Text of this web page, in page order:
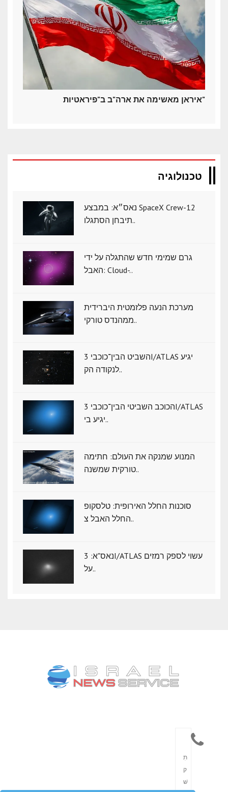
איראן מאשימה את ארה"ב ב"פיראטיות"
טכנולוגיה
נאס״א: במבצע SpaceX Crew-12
תיבחן הסתגלו..
גרם שמימי חדש שהתגלה על ידי
האבל: Cloud-..
מערכת הנעה פלזמטית היברידית
ממהנדס טורקי..
השביט הבין־כוכבי 3I/ATLAS יגיע
לנקודה הק..
הכוכב השביטי הבין־כוכבי 3I/ATLAS
יגיע בי..
המנוע שמנקה את העולם: חתימה
טורקית שמשנה..
סוכנות החלל האירופית: טלסקופ
החלל האבל צ..
נאס"א: ‏3I/ATLAS עשוי לספק רמזים
על..
תִ
ק
שׁ